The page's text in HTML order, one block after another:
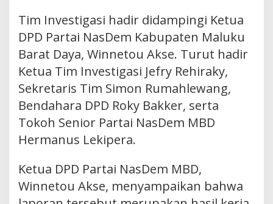
Tim Investigasi hadir didampingi Ketua
DPD Partai NasDem Kabupaten Maluku
Barat Daya, Winnetou Akse. Turut hadir
Ketua Tim Investigasi Jefry Rehiraky,
Sekretaris Tim Simon Rumahlewang,
Bendahara DPD Roky Bakker, serta
Tokoh Senior Partai NasDem MBD
Hermanus Lekipera.
Ketua DPD Partai NasDem MBD,
Winnetou Akse, menyampaikan bahwa